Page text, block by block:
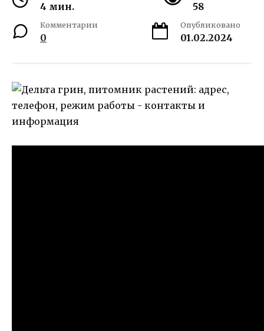
4 мин. 58
Комментарии
0
Опубликовано
01.02.2024